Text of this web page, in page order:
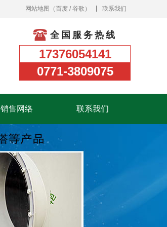
网站地图 （百度 /谷歌 ） 联系我们
全国服务热线
17376054141
0771-3809075
销售网络 联系我们